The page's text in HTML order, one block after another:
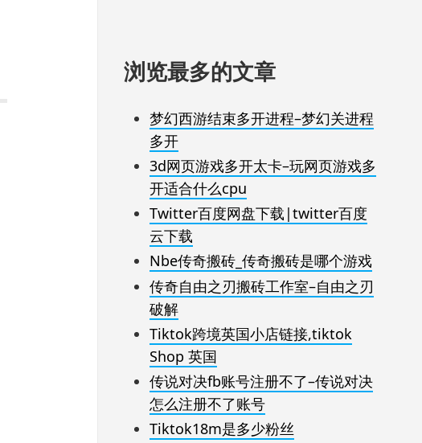
浏览最多的文章
梦幻西游结束多开进程–梦幻关进程
多开
3d网页游戏多开太卡–玩网页游戏多
开适合什么cpu
Twitter百度网盘下载|twitter百度
云下载
Nbe传奇搬砖_传奇搬砖是哪个游戏
传奇自由之刃搬砖工作室–自由之刃
破解
Tiktok跨境英国小店链接,tiktok
Shop 英国
传说对决fb账号注册不了–传说对决
怎么注册不了账号
Tiktok18m是多少粉丝